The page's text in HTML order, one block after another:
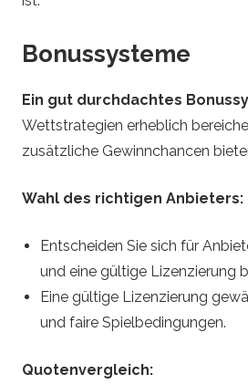
Bonussysteme
Ein gut durchdachtes
Wettstrategien erheblich
zusätzliche Gewinnchancen
Wahl des richtigen Anbieters:
Entscheiden Sie sich für
und eine gültige Lizenzierung
Eine gültige Lizenzierung
und faire Spielbedingungen.
Quotenvergleich: